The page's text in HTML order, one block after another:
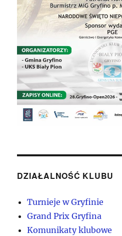
DZIAŁALNOŚĆ KLUBU
Turnieje w Gryfinie
Grand Prix Gryfina
Komunikaty klubowe